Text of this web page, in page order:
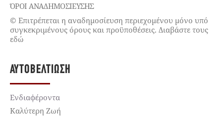
ΌΡΟΙ ΑΝΑΔΗΜΟΣΙΕΥΣΗΣ
© Επιτρέπεται η αναδημοσίευση περιεχομένου μόνο υπό
συγκεκριμένους όρους και προϋποθέσεις. Διαβάστε τους
εδώ
ΑΥΤΟΒΕΛΤΊΩΣΗ
Ενδιαφέροντα
Καλύτερη Ζωή